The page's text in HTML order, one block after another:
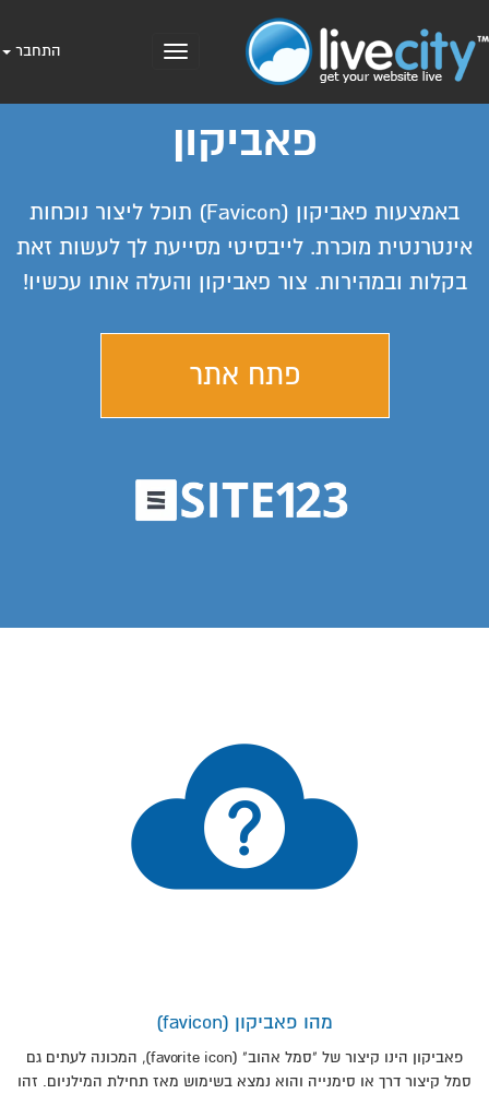
Toggle
התחבר
פאביקון
באמצעות פאביקון (Favicon) תוכל ליצור נוכחות
אינטרנטית מוכרת. לייבסיטי מסייעת לך לעשות זאת
בקלות ובמהירות. צור פאביקון והעלה אותו עכשיו!
פתח אתר
מהו פאביקון (favicon)
פאביקון הינו קיצור של "סמל אהוב" (favorite icon), המכונה לעתים גם
סמל קיצור דרך או סימנייה והוא נמצא בשימוש מאז תחילת המילניום. זהו